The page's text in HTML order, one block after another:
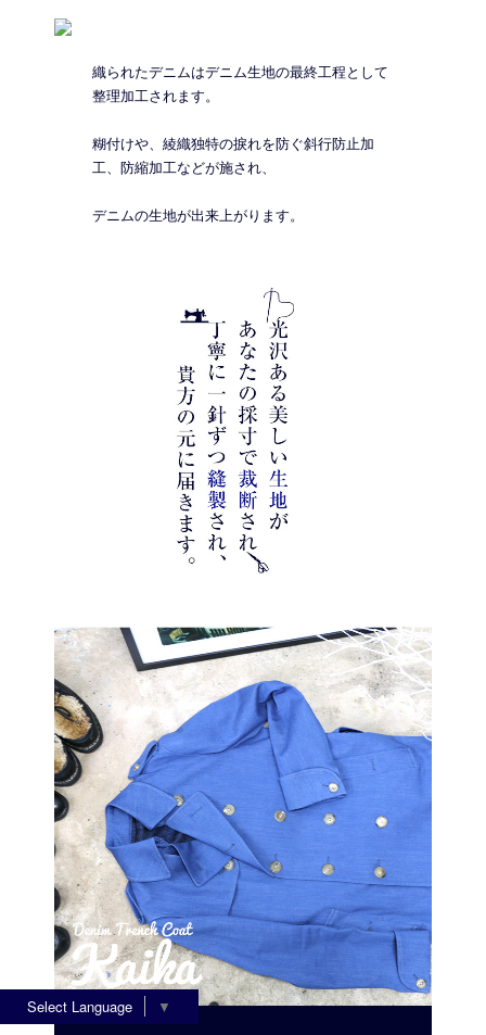
織られたデニムはデニム生地の最終工程として
整理加工されます。
糊付けや、綾織独特の捩れを防ぐ斜行防止加
工、防縮加工などが施され、
デニムの生地が出来上がります。
Select Language ▼